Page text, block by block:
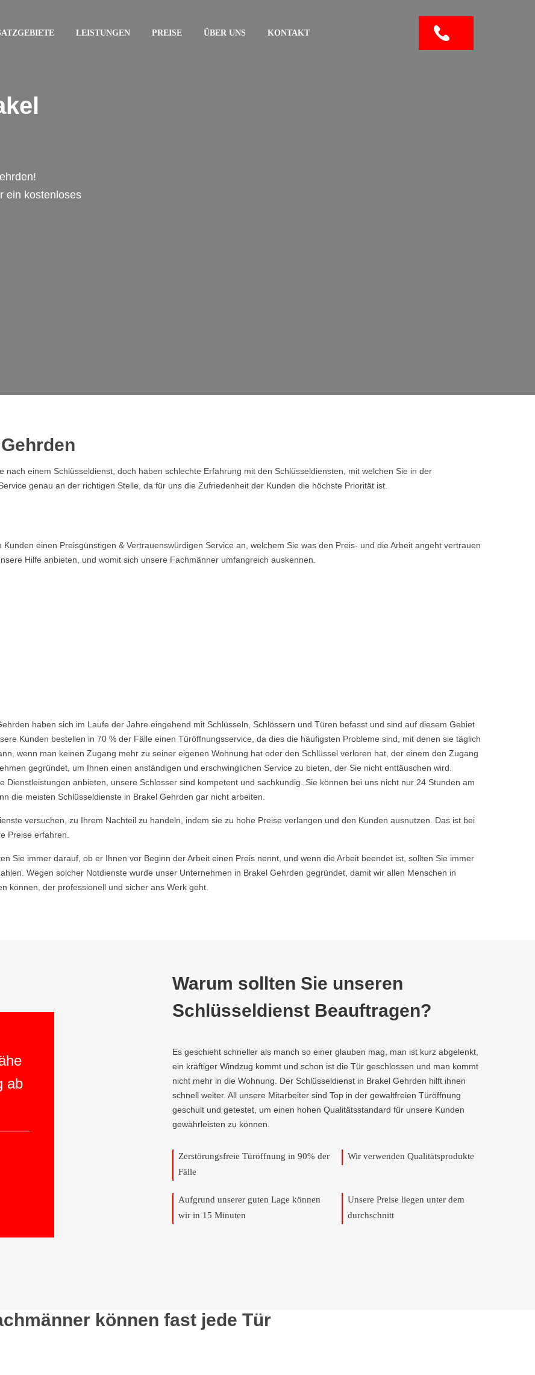
LEISTUNGEN PREISE ÜBER UNS KONTAKT
ein kostenloses
einem Schlüsseldienst, doch haben schlechte Erfahrung mit den Schlüsseldiensten, mit welchen Sie in der
genau an der richtigen Stelle, da für uns die Zufriedenheit der Kunden die höchste Priorität ist.
einen Preisgünstigen & Vertrauenswürdigen Service an, welchem Sie was den Preis- und die Arbeit angeht vertrauen
Hilfe anbieten, und womit sich unsere Fachmänner umfangreich auskennen.
haben sich im Laufe der Jahre eingehend mit Schlüsseln, Schlössern und Türen befasst und sind auf diesem Gebiet
Kunden bestellen in 70 % der Fälle einen Türöffnungsservice, da dies die häufigsten Probleme sind, mit denen sie täglich
wenn man keinen Zugang mehr zu seiner eigenen Wohnung hat oder den Schlüssel verloren hat, der einem den Zugang
gegründet, um Ihnen einen anständigen und erschwinglichen Service zu bieten, der Sie nicht enttäuschen wird.
Dienstleistungen anbieten, unsere Schlosser sind kompetent und sachkundig. Sie können bei uns nicht nur 24 Stunden am
die meisten Schlüsseldienste in Brakel Gehrden gar nicht arbeiten.
versuchen, zu Ihrem Nachteil zu handeln, indem sie zu hohe Preise verlangen und den Kunden ausnutzen. Das ist bei
Preise erfahren.
Sie immer darauf, ob er Ihnen vor Beginn der Arbeit einen Preis nennt, und wenn die Arbeit beendet ist, sollten Sie immer
Wegen solcher Notdienste wurde unser Unternehmen in Brakel Gehrden gegründet, damit wir allen Menschen in
können, der professionell und sicher ans Werk geht.
ab
Warum sollten Sie unseren
Schlüsseldienst Beauftragen?
Es geschieht schneller als manch so einer glauben mag, man ist kurz abgelenkt,
ein kräftiger Windzug kommt und schon ist die Tür geschlossen und man kommt
nicht mehr in die Wohnung. Der Schlüsseldienst in Brakel Gehrden hilft ihnen
schnell weiter. All unsere Mitarbeiter sind Top in der gewaltfreien Türöffnung
geschult und getestet, um einen hohen Qualitätsstandard für unsere Kunden
gewährleisten zu können.
Zerstörungsfreie Türöffnung in 90% der
Fälle
Wir verwenden Qualitätsprodukte
Aufgrund unserer guten Lage können
wir in 15 Minuten
Unsere Preise liegen unter dem
durchschnitt
können fast jede Tür